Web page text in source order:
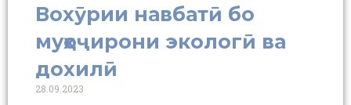
Вохӯрии навбатӣ бо
муҳоҷирони экологӣ ва
дохилӣ
28.09.2023